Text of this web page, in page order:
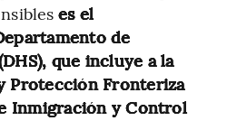
es el
de
que incluye a la
Protección Fronteriza
Inmigración y Control